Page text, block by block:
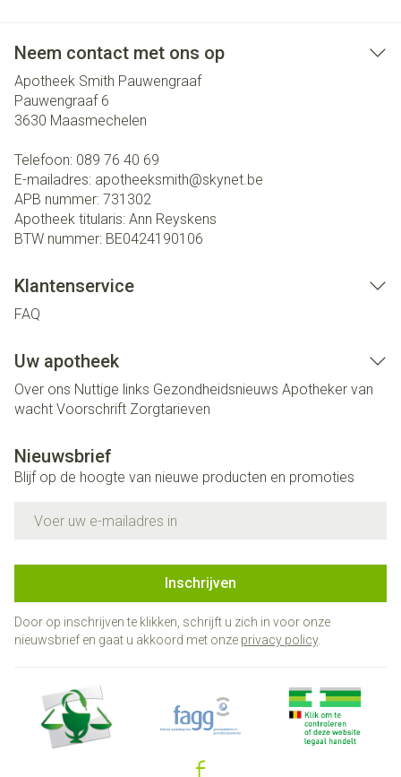
Neem contact met ons op
Apotheek Smith Pauwengraaf
Pauwengraaf 6
3630 Maasmechelen
Telefoon: 089 76 40 69
E-mailadres: apotheeksmith@skynet.be
APB nummer: 731302
Apotheek titularis: Ann Reyskens
BTW nummer: BE0424190106
Klantenservice
FAQ
Uw apotheek
Over ons Nuttige links Gezondheidsnieuws Apotheker van
wacht Voorschrift Zorgtarieven
Nieuwsbrief
Blijf op de hoogte van nieuwe producten en promoties
Inschrijven
Door op inschrijven te klikken, schrijft u zich in voor onze
nieuwsbrief en gaat u akkoord met onze privacy policy.